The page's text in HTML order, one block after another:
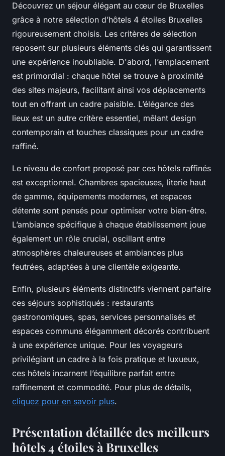
Découvrez un séjour élégant au cœur de Bruxelles
grâce à notre sélection d’hôtels 4 étoiles Bruxelles
rigoureusement choisis. Les critères de sélection
reposent sur plusieurs éléments clés qui garantissent
une expérience inoubliable. D'abord, l’emplacement
est primordial : chaque hôtel se trouve à proximité
des sites majeurs, facilitant ainsi vos déplacements
tout en offrant un cadre paisible. L’élégance des
lieux est un autre critère essentiel, mêlant design
contemporain et touches classiques pour un cadre
raffiné.
Le niveau de confort proposé par ces hôtels raffinés
est exceptionnel. Chambres spacieuses, literie haut
de gamme, équipements modernes, et espaces
détente sont pensés pour optimiser votre bien-être.
L’ambiance spécifique à chaque établissement joue
également un rôle crucial, oscillant entre
atmosphères chaleureuses et ambiances plus
feutrées, adaptées à une clientèle exigeante.
Enfin, plusieurs éléments distinctifs viennent parfaire
ces séjours sophistiqués : restaurants
gastronomiques, spas, services personnalisés et
espaces communs élégamment décorés contribuent
à une expérience unique. Pour les voyageurs
privilégiant un cadre à la fois pratique et luxueux,
ces hôtels incarnent l’équilibre parfait entre
raffinement et commodité. Pour plus de détails,
cliquez pour en savoir plus.
Présentation détaillée des meilleurs
hôtels 4 étoiles à Bruxelles